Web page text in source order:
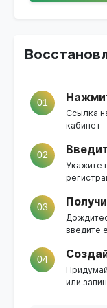
01
Ссылка
кабинет
02
Укажите
03
введите
04
или